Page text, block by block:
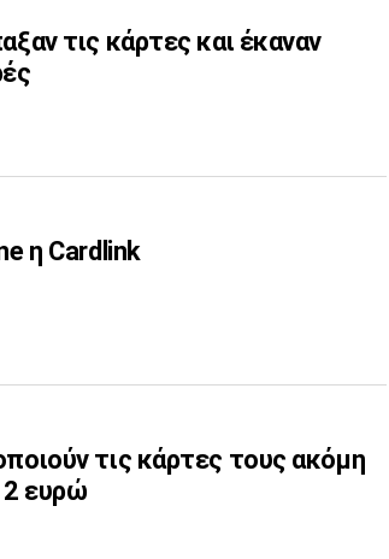
τις κάρτες και έκαναν
η Cardlink
τις κάρτες τους ακόμη
2 ευρώ